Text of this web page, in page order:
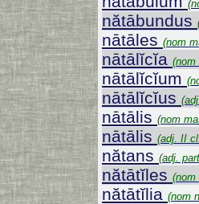
nătābundus
nātāles (nom
nātālĭcĭa (nom
nātālĭcĭum
nātālĭcĭus
nātālis (nom
nātālis (adj. II
nătans (adj.
nătātĭles
nătātĭlia (nom